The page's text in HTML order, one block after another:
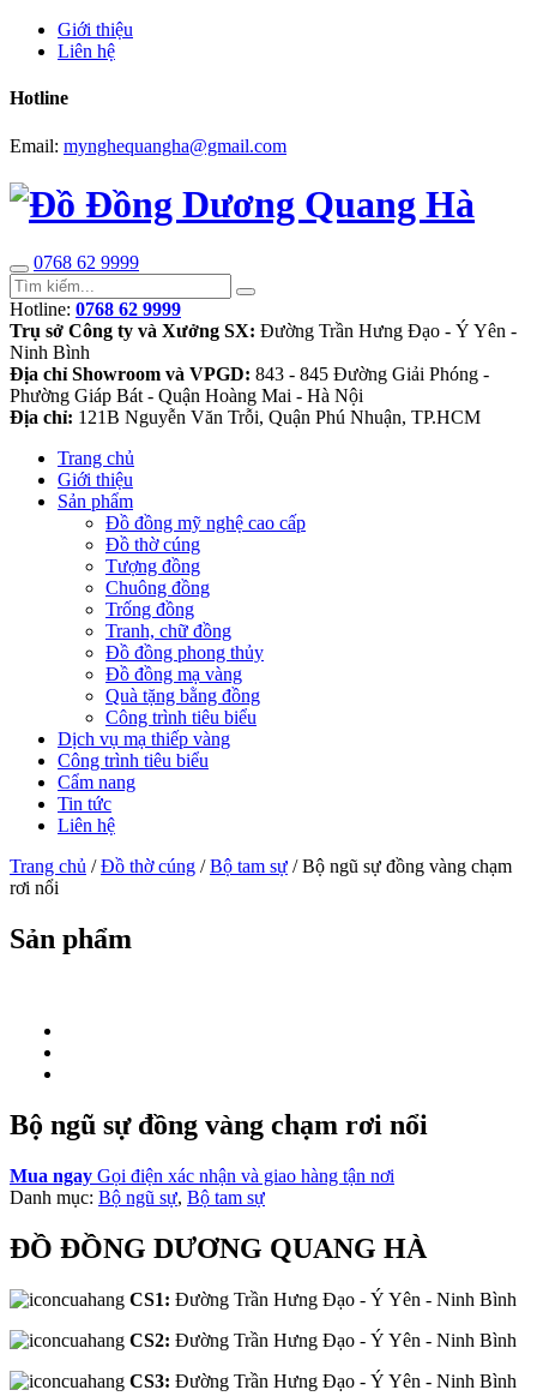
Giới thiệu
Liên hệ
Hotline
Email: mynghequangha@gmail.com
0768 62 9999
Hotline: 0768 62 9999
Trụ sở Công ty và Xưởng SX: Đường Trần Hưng Đạo - Ý Yên -
Ninh Bình
Địa chỉ Showroom và VPGD: 843 - 845 Đường Giải Phóng -
Phường Giáp Bát - Quận Hoàng Mai - Hà Nội
Địa chỉ: 121B Nguyễn Văn Trỗi, Quận Phú Nhuận, TP.HCM
Trang chủ
Giới thiệu
Sản phẩm
Đồ đồng mỹ nghệ cao cấp
Đồ thờ cúng
Tượng đồng
Chuông đồng
Trống đồng
Tranh, chữ đồng
Đồ đồng phong thủy
Đồ đồng mạ vàng
Quà tặng bằng đồng
Công trình tiêu biểu
Dịch vụ mạ thiếp vàng
Công trình tiêu biểu
Cẩm nang
Tin tức
Liên hệ
Trang chủ /Đồ thờ cúng /Bộ tam sự / Bộ ngũ sự đồng vàng chạm
rơi nổi
Sản phẩm
Bộ ngũ sự đồng vàng chạm rơi nổi
Mua ngay Gọi điện xác nhận và giao hàng tận nơi
Danh mục: Bộ ngũ sự, Bộ tam sự
ĐỒ ĐỒNG DƯƠNG QUANG HÀ
CS1: Đường Trần Hưng Đạo - Ý Yên - Ninh Bình
CS2: Đường Trần Hưng Đạo - Ý Yên - Ninh Bình
CS3: Đường Trần Hưng Đạo - Ý Yên - Ninh Bình